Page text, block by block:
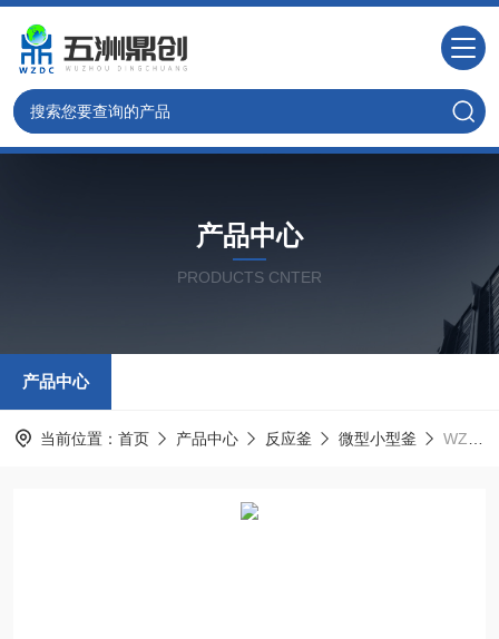
产品中心
PRODUCTS CNTER
产品中心
当前位置： 首页 产品中心 反应釜 微型小型釜 WZ100北京直供反应釜 不锈钢微型小型釜